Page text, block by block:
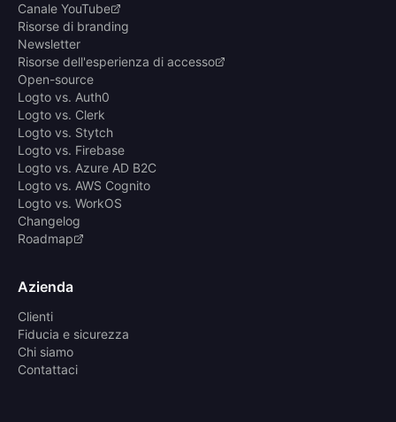
Canale YouTube
Risorse di branding
Newsletter
Risorse dell'esperienza di accesso
Open-source
Logto vs. Auth0
Logto vs. Clerk
Logto vs. Stytch
Logto vs. Firebase
Logto vs. Azure AD B2C
Logto vs. AWS Cognito
Logto vs. WorkOS
Changelog
Roadmap
Azienda
Clienti
Fiducia e sicurezza
Chi siamo
Contattaci